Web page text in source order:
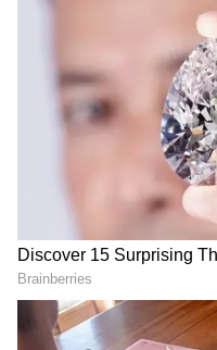
అనూప్ బండారి